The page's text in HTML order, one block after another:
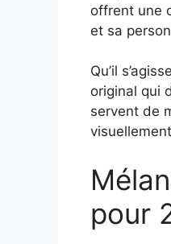
offrent une
et sa
Qu’il
original qui
servent de
pour